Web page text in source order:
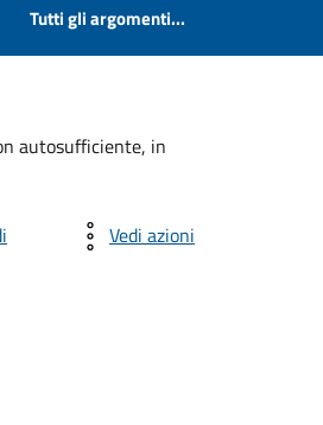
Tutti gli argomenti...
autosufficiente, in
Vedi azioni